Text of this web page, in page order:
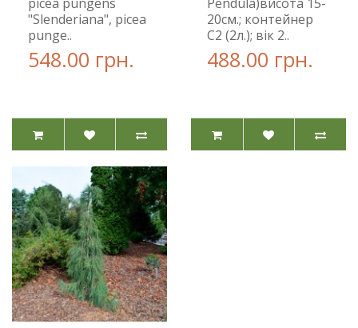
"Slenderiana", picea
punge..
548.00 грн.
20см.; контейнер
С2 (2л.); вік 2..
488.00 грн.